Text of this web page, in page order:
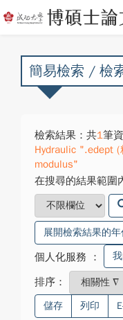
簡易檢索 / 檢
檢索結果：共1筆
Hydraulic ".edept
modulus"
在搜尋的結果範圍
展開檢索結果的年
個人化服務 ：
排序：
儲存 列印